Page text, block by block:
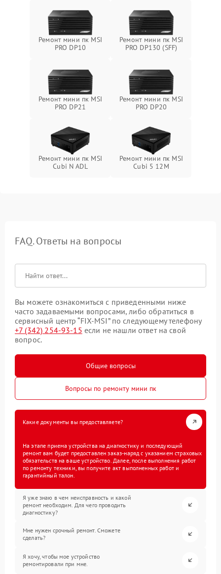
Ремонт мини пк MSI
PRO DP10
Ремонт мини пк MSI
PRO DP130 (SFF)
Ремонт мини пк MSI
PRO DP21
Ремонт мини пк MSI
PRO DP20
Ремонт мини пк MSI
Cubi N ADL
Ремонт мини пк MSI
Cubi 5 12M
FAQ. Ответы на вопросы
Вы можете ознакомиться с приведенными ниже
часто задаваемыми вопросами, либо обратиться в
сервисный центр “FIX-MSI” по следующему телефону
+7 (342) 254-93-15 если не нашли ответ на свой
вопрос.
Общие вопросы
Вопросы по ремонту мини пк
Какие документы вы предоставляете?
На этапе приема устройства на диагностику и последующий
ремонт вам будет предоставлен заказ-наряд с указанием страховых
обязательств на ваше устройство. Далее, после выполнения работ
по ремонту техники, вы получите акт выполненных работ и
гарантийный талон.
Я уже знаю в чем неисправность и какой
ремонт необходим. Для чего проводить
диагностику?
Мне нужен срочный ремонт. Сможете
сделать?
Я хочу, чтобы мое устройство
ремонтировали при мне.